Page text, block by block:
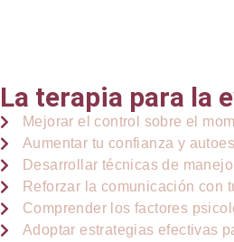
La terapia para la
Mejorar el control sobre el
Aumentar tu confianza y
Desarrollar técnicas de
Reforzar la comunicación con
Comprender los factores
Adoptar estrategias efectivas